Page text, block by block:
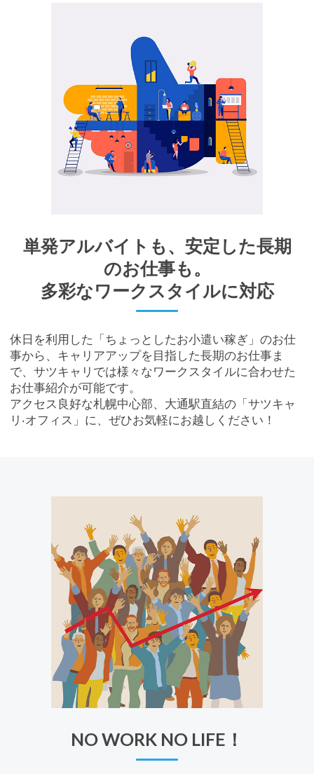
単発アルバイトも、安定した⻑期
のお仕事も。
多彩なワークスタイルに対応
休⽇を利⽤した「ちょっとしたお小遣い稼ぎ」のお仕
事から、キャリアアップを⽬指した⻑期のお仕事ま
で、サツキャリでは様々なワークスタイルに合わせた
お仕事紹介が可能です。
アクセス良好な札幌中⼼部、⼤通駅直結の「サツキャ
リ‧オフィス」に、ぜひお気軽にお越しください！
NO WORK NO LIFE！